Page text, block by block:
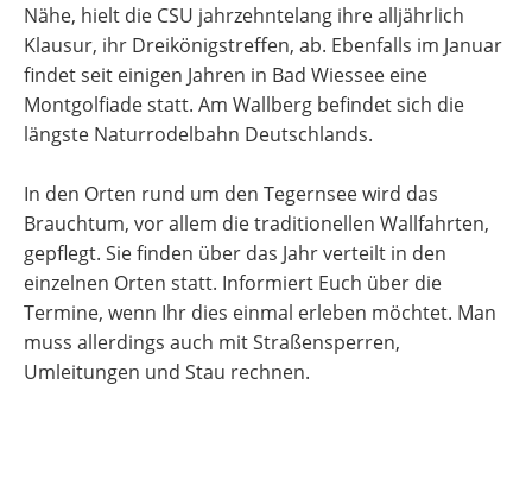
Nähe, hielt die CSU jahrzehntelang ihre alljährlich
Klausur, ihr Dreikönigstreffen, ab. Ebenfalls im Januar
findet seit einigen Jahren in Bad Wiessee eine
Montgolfiade statt. Am Wallberg befindet sich die
längste Naturrodelbahn Deutschlands.
In den Orten rund um den Tegernsee wird das
Brauchtum, vor allem die traditionellen Wallfahrten,
gepflegt. Sie finden über das Jahr verteilt in den
einzelnen Orten statt. Informiert Euch über die
Termine, wenn Ihr dies einmal erleben möchtet. Man
muss allerdings auch mit Straßensperren,
Umleitungen und Stau rechnen.